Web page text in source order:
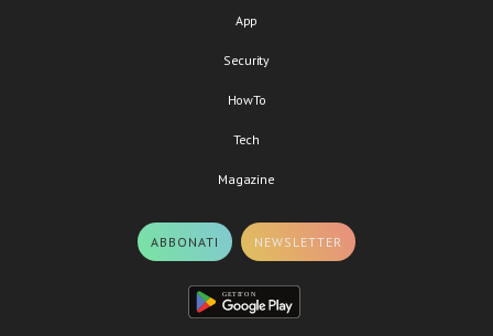
App
Security
HowTo
Tech
Magazine
ABBONATI NEWSLETTER